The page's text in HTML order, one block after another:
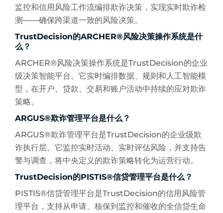
监控和信用风险工作流编排欺诈决策，实现实时欺诈检
测——确保跨渠道一致的风险决策。
TrustDecision的ARCHER®风险决策操作系统是什
么？
ARCHER®风险决策操作系统是TrustDecision的企业
级决策智能平台。它实时编排数据、规则和人工智能模
型，在开户、贷款、交易和账户活动中持续的应对欺诈
策略。
ARGUS®欺诈管理平台是什么？
ARGUS®欺诈管理平台是TrustDecision的企业级欺
诈执行层。它监控实时活动、实时评估风险，并支持告
警与调查，将中央定义的欺诈策略转化为运营行动。
TrustDecision的PISTIS®信贷管理平台是什么？
PISTIS®信贷管理平台是TrustDecision的信用风险管
理平台，支持从申请、核保到监控和催收的全信贷生命